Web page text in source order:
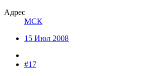
Адрес
МСК
15 Июл 2008
#17